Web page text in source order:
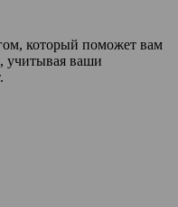
который поможет вам
учитывая ваши